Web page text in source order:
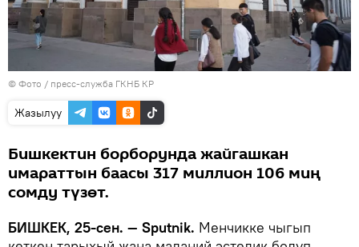
© Фото / пресс-служба ГКНБ КР
Жазылуу
Бишкектин борборунда жайгашкан
имараттын баасы 317 миллион 106 миң
сомду түзөт.
БИШКЕК, 25-сен. — Sputnik. Менчикке чыгып